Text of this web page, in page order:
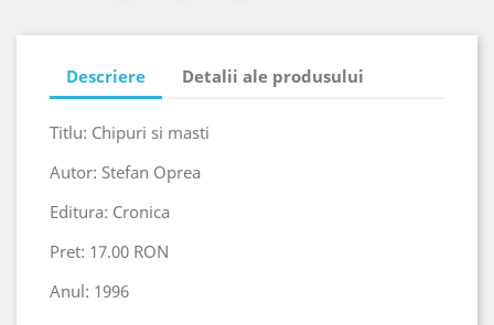
Descriere Detalii ale produsului
Titlu: Chipuri si masti
Autor: Stefan Oprea
Editura: Cronica
Pret: 17.00 RON
Anul: 1996